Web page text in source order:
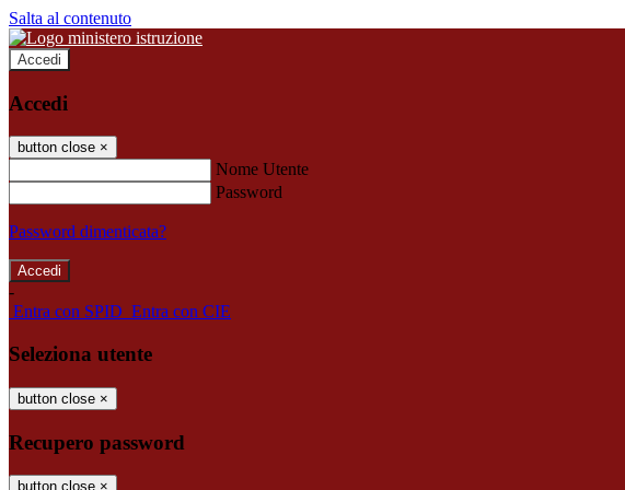
Salta al contenuto
Accedi
Accedi
button close ×
Nome Utente
Password
Password dimenticata?
-
Entra con SPID Entra con CIE
Seleziona utente
button close ×
Recupero password
button close ×